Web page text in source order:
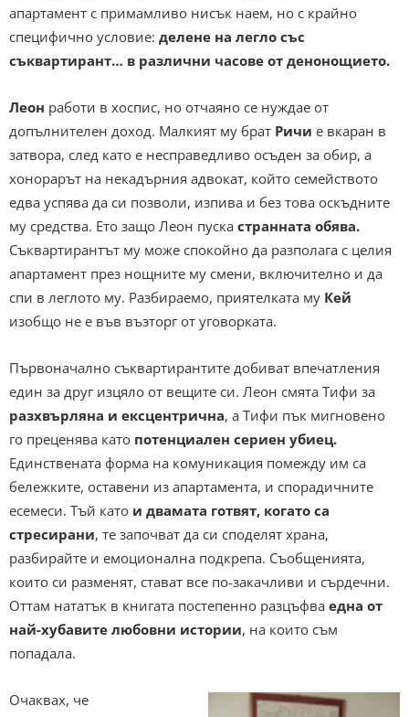
апартамент с примамливо нисък наем, но с крайно
специфично условие: делене на легло със
съквартирант… в различни часове от денонощието.
Леон работи в хоспис, но отчаяно се нуждае от
допълнителен доход. Малкият му брат Ричи е вкаран в
затвора, след като е несправедливо осъден за обир, а
хонорарът на некадърния адвокат, който семейството
едва успява да си позволи, изпива и без това оскъдните
му средства. Ето защо Леон пуска странната обява.
Съквартирантът му може спокойно да разполага с целия
апартамент през нощните му смени, включително и да
спи в леглото му. Разбираемо, приятелката му Кей
изобщо не е във възторг от уговорката.
Първоначално съквартирантите добиват впечатления
един за друг изцяло от вещите си. Леон смята Тифи за
разхвърляна и ексцентрична, а Тифи пък мигновено
го преценява като потенциален сериен убиец.
Единствената форма на комуникация помежду им са
бележките, оставени из апартамента, и спорадичните
есемеси. Тъй като и двамата готвят, когато са
стресирани, те започват да си споделят храна,
разбирайте и емоционална подкрепа. Съобщенията,
които си разменят, стават все по-закачливи и сърдечни.
Оттам нататък в книгата постепенно разцъфва една от
най-хубавите любовни истории, на които съм
попадала.
Очаквах, че